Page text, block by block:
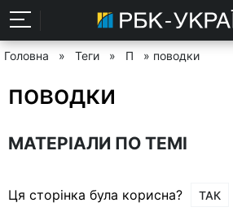
Головна » Теги » П » поводки
поводки
МАТЕРІАЛИ ПО ТЕМІ
Ця сторінка була корисна? ТАК